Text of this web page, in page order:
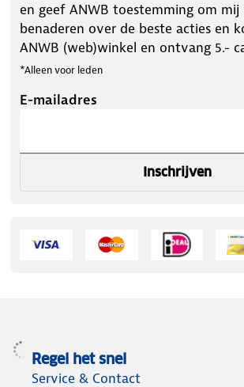
en geef ANWB toestemming om
benaderen over de beste acties en
ANWB (web)winkel en ontvang 5.-
*Alleen voor leden
E-mailadres
Inschrijven
Regel het snel
Service & Contact